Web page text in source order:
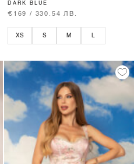
DARK BLUE
€169 / 330.54 ЛВ.
XS S M